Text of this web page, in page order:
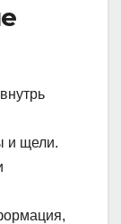
и щели.